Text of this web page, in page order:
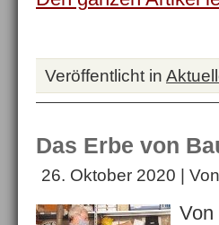
Veröffentlicht in
Das Erbe von
26. Oktober 2020 | Von